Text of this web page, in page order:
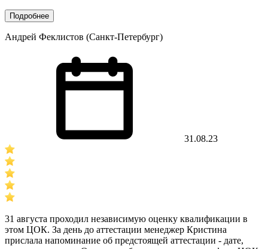
Подробнее
Андрей Феклистов (Санкт-Петербург)
31.08.23
31 августа проходил независимую оценку квалификации в
этом ЦОК. За день до аттестации менеджер Кристина
прислала напоминание об предстоящей аттестации - дате,